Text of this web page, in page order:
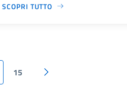
SCOPRI TUTTO
15